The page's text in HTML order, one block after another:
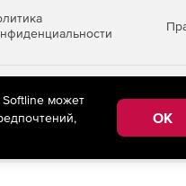
предоставления
на территории Российской
Softline может
OK